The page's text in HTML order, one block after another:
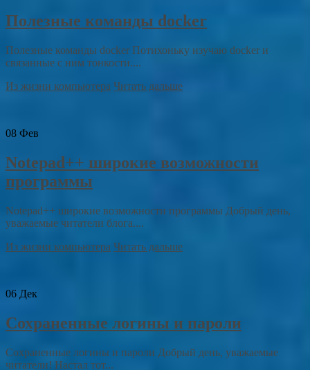
Полезные команды docker
Полезные команды docker Потихоньку изучаю docker и
связанные с ним тонкости....
Из жизни компьютера Читать дальше
08 Фев
Notepad++ широкие возможности
программы
Notepad++ широкие возможности программы Добрый день,
уважаемые читатели блога....
Из жизни компьютера Читать дальше
06 Дек
Сохраненные логины и пароли
Сохраненные логины и пароли Добрый день, уважаемые
читатели! Настал тот...